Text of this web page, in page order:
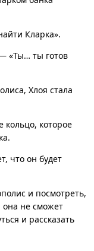
Кларка».
«Ты… ты готов
Хлоя стала
кольцо, которое
что он будет
и посмотреть,
не сможет
и рассказать